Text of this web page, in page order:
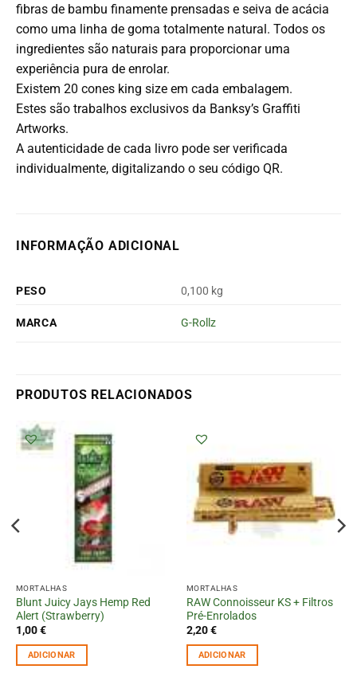
fibras de bambu finamente prensadas e seiva de acácia
como uma linha de goma totalmente natural. Todos os
ingredientes são naturais para proporcionar uma
experiência pura de enrolar.
Existem 20 cones king size em cada embalagem.
Estes são trabalhos exclusivos da Banksy’s Graffiti
Artworks.
A autenticidade de cada livro pode ser verificada
individualmente, digitalizando o seu código QR.
INFORMAÇÃO ADICIONAL
PESO 0,100 kg
MARCA G-Rollz
PRODUTOS RELACIONADOS
MORTALHAS
Blunt Juicy Jays Hemp Red
Alert (Strawberry)
1,00€
ADICIONAR
MORTALHAS
RAW Connoisseur KS + Filtros
Pré-Enrolados
2,20€
ADICIONAR